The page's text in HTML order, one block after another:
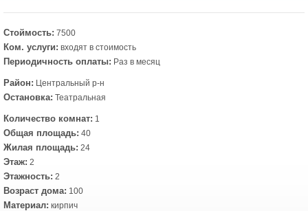
Стоймость: 7500
Ком. услуги: входят в стоимость
Периодичность оплаты: Раз в месяц
Район: Центральный р-н
Остановка: Театральная
Количество комнат: 1
Общая площадь: 40
Жилая площадь: 24
Этаж: 2
Этажность: 2
Возраст дома: 100
Материал: кирпич